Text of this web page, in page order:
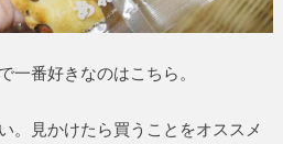
一番好きなのはこちら。
。見かけたら買うことをオススメ